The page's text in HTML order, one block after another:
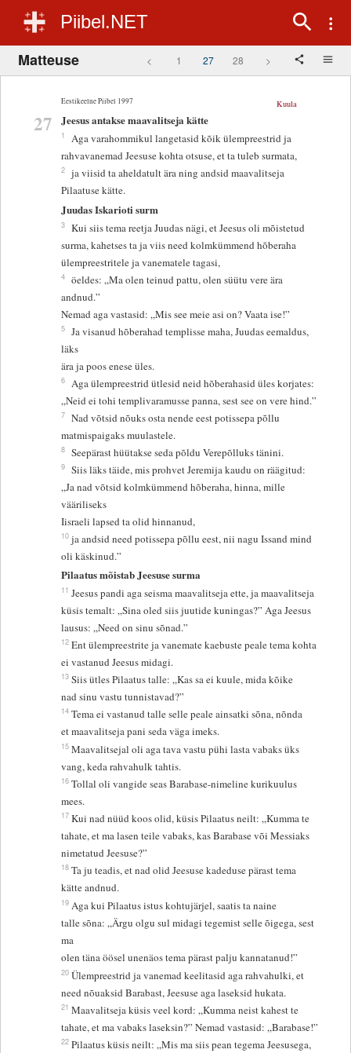
Piibel.NET
Matteuse < 1 27 28 >
Eestikeelne Piibel 1997
27
Kuula
Jeesus antakse maavalitseja kätte
1
Aga varahommikul langetasid kõik ülempreestrid ja
rahvavanemad Jeesuse kohta otsuse, et ta tuleb surmata,
2 ja viisid ta aheldatult ära ning andsid maavalitseja
Pilaatuse kätte.
Juudas Iskarioti surm
3 Kui siis tema reetja Juudas nägi, et Jeesus oli mõistetud
surma, kahetses ta ja viis need kolmkümmend hõberaha
ülempreestritele ja vanematele tagasi,
4 öeldes: „Ma olen teinud pattu, olen süütu vere ära
andnud.”
Nemad aga vastasid: „Mis see meie asi on? Vaata ise!”
5 Ja visanud hõberahad templisse maha, Juudas eemaldus,
läks
ära ja poos enese üles.
6 Aga ülempreestrid ütlesid neid hõberahasid üles korjates:
„Neid ei tohi templivaramusse panna, sest see on vere hind.”
7 Nad võtsid nõuks osta nende eest potissepa põllu
matmispaigaks muulastele.
8 Seepärast hüütakse seda põldu Verepõlluks tänini.
9 Siis läks täide, mis prohvet Jeremija kaudu on räägitud:
„Ja nad võtsid kolmkümmend hõberaha, hinna, mille
vääriliseks
Iisraeli lapsed ta olid hinnanud,
10 ja andsid need potissepa põllu eest, nii nagu Issand mind
oli käskinud.”
Pilaatus mõistab Jeesuse surma
11 Jeesus pandi aga seisma maavalitseja ette, ja maavalitseja
küsis temalt: „Sina oled siis juutide kuningas?” Aga Jeesus
lausus: „Need on sinu sõnad.”
12 Ent ülempreestrite ja vanemate kaebuste peale tema kohta
ei vastanud Jeesus midagi.
13 Siis ütles Pilaatus talle: „Kas sa ei kuule, mida kõike
nad sinu vastu tunnistavad?”
14 Tema ei vastanud talle selle peale ainsatki sõna, nõnda
et maavalitseja pani seda väga imeks.
15 Maavalitsejal oli aga tava vastu pühi lasta vabaks üks
vang, keda rahvahulk tahtis.
16 Tollal oli vangide seas Barabase-nimeline kurikuulus
mees.
17 Kui nad nüüd koos olid, küsis Pilaatus neilt: „Kumma te
tahate, et ma lasen teile vabaks, kas Barabase või Messiaks
nimetatud Jeesuse?”
18 Ta ju teadis, et nad olid Jeesuse kadeduse pärast tema
kätte andnud.
19 Aga kui Pilaatus istus kohtujärjel, saatis ta naine
talle sõna: „Ärgu olgu sul midagi tegemist selle õigega, sest
ma
olen täna öösel unenäos tema pärast palju kannatanud!”
20 Ülempreestrid ja vanemad keelitasid aga rahvahulki, et
need nõuaksid Barabast, Jeesuse aga laseksid hukata.
21 Maavalitseja küsis veel kord: „Kumma neist kahest te
tahate, et ma vabaks laseksin?” Nemad vastasid: „Barabase!”
22 Pilaatus küsis neilt: „Mis ma siis pean tegema Jeesusega,